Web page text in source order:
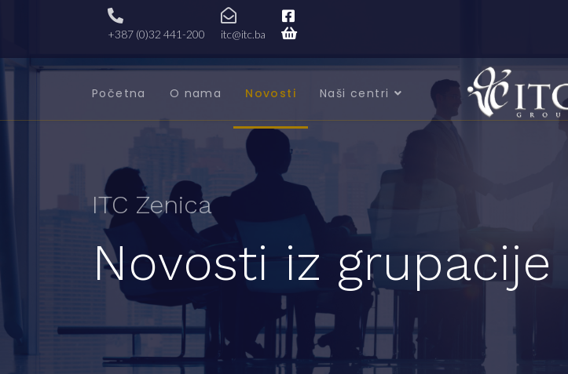
+387 (0)32 441-200 itc@itc.ba
Početna O nama Novosti Naši centri
ITC Zenica
Novosti iz grupacije